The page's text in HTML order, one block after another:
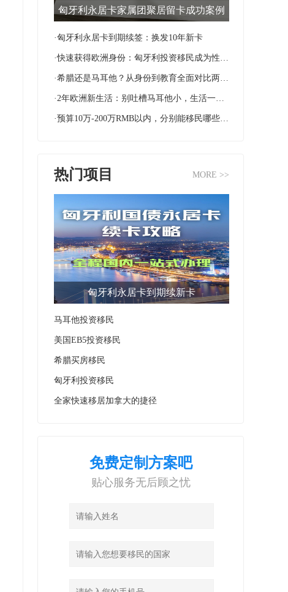
匈牙利永居卡家属团聚居留卡成功案例
·匈牙利永居卡到期续签：换发10年新卡
·快速获得欧洲身份：匈牙利投资移民成为性价比首选
·希腊还是马耳他？从身份到教育全面对比两国移民优势
·2年欧洲新生活：别吐槽马耳他小，生活一样很滋润！
·预算10万-200万RMB以内，分别能移民哪些国家？
热门项目 MORE >>
匈牙利永居卡到期续新卡
马耳他投资移民
美国EB5投资移民
希腊买房移民
匈牙利投资移民
全家快速移居加拿大的捷径
免费定制方案吧
贴心服务无后顾之忧